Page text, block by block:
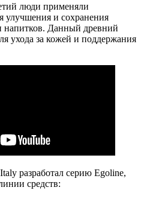
люди применяли
улучшения и сохранения
напитков. Данный древний
ухода за кожей и поддержания
разработал серию Egoline,
средств: